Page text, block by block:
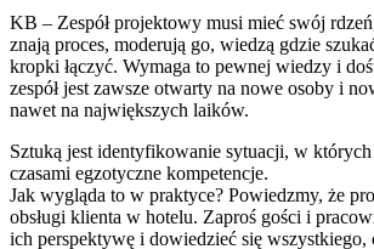
KB – Zespół projektowy musi mieć swój
znają proces, moderują go, wiedzą gdzie
kropki łączyć. Wymaga to pewnej wiedzy i
zespół jest zawsze otwarty na nowe osoby i
nawet na największych laików.
Sztuką jest identyfikowanie sytuacji, w których
czasami egzotyczne kompetencje.
Jak wygląda to w praktyce? Powiedzmy, że
obsługi klienta w hotelu. Zaproś gości i
ich perspektywę i dowiedzieć się wszystkiego,